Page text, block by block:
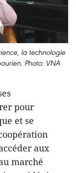
la technologie
Photo: VNA
pour
et se
aux
marché